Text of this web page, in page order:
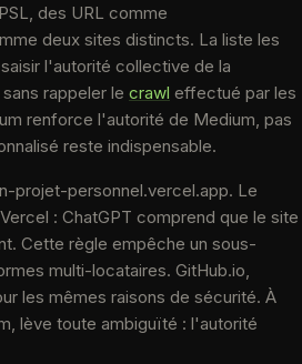
des URL comme
deux sites distincts. La liste les
l'autorité collective de la
rappeler le crawl effectué par les
renforce l'autorité de Medium, pas
reste indispensable.
projet-personnel.vercel.app. Le
: ChatGPT comprend que le site
Cette règle empêche un sous-
multi-locataires. GitHub.io,
les mêmes raisons de sécurité. À
lève toute ambiguïté : l'autorité